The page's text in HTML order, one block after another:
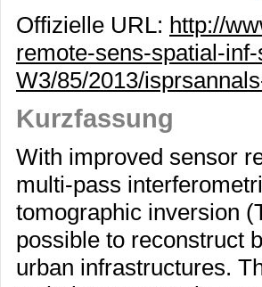
Offizielle URL: http://
remote-sens-spatial-
W3/85/2013/
Kurzfassung
With improved sensor
multi-pass
tomographic inversion
possible to reconstruct
urban infrastructures.